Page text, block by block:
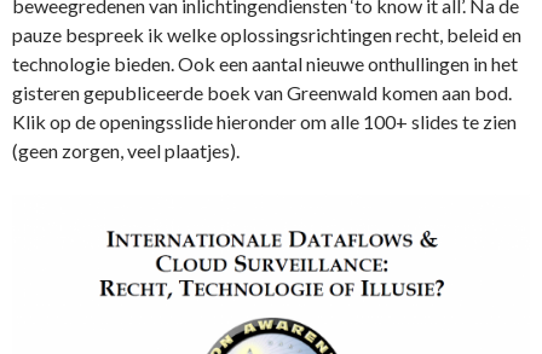
beweegredenen van inlichtingendiensten ‘to know it all’. Na de
pauze bespreek ik welke oplossingsrichtingen recht, beleid en
technologie bieden. Ook een aantal nieuwe onthullingen in het
gisteren gepubliceerde boek van Greenwald komen aan bod.
Klik op de openingsslide hieronder om alle 100+ slides te zien
(geen zorgen, veel plaatjes).